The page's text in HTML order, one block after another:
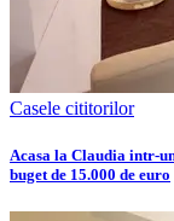
Casele cititorilor
Acasa la Claudia intr-
buget de 15.000 de euro